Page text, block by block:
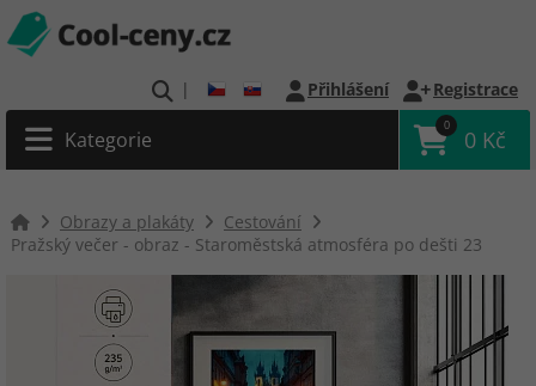
| Přihlášení Registrace
Kategorie
0
0 Kč
Obrazy a plakáty
Cestování
Pražský večer - obraz - Staroměstská atmosféra po dešti 23